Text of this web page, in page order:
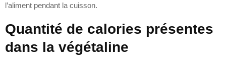
l’aliment pendant la cuisson.
Quantité de calories présentes
dans la végétaline